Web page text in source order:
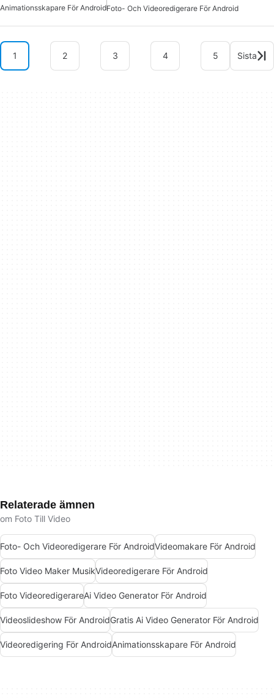
Animationsskapare För AndroidFoto- Och Videoredigerare För Android
1 2 3 4 5 Sista
Relaterade ämnen
om Foto Till Video
Foto- Och Videoredigerare För AndroidVideomakare För Android
Foto Video Maker MusikVideoredigerare För Android
Foto VideoredigerareAi Video Generator För Android
Videoslideshow För AndroidGratis Ai Video Generator För Android
Videoredigering För AndroidAnimationsskapare För Android